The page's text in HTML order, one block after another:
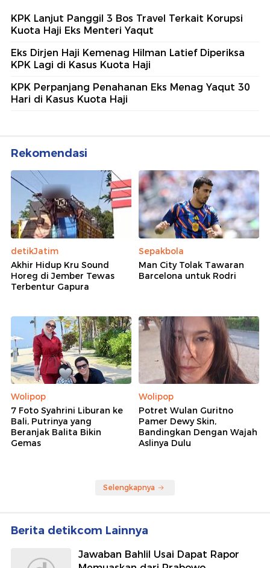
KPK Lanjut Panggil 3 Bos Travel Terkait Korupsi
Kuota Haji Eks Menteri Yaqut
Eks Dirjen Haji Kemenag Hilman Latief Diperiksa
KPK Lagi di Kasus Kuota Haji
KPK Perpanjang Penahanan Eks Menag Yaqut 30
Hari di Kasus Kuota Haji
Rekomendasi
detikJatim
Akhir Hidup Kru Sound
Horeg di Jember Tewas
Terbentur Gapura
Sepakbola
Man City Tolak Tawaran
Barcelona untuk Rodri
Wolipop
7 Foto Syahrini Liburan ke
Bali, Putrinya yang
Beranjak Balita Bikin
Gemas
Wolipop
Potret Wulan Guritno
Pamer Dewy Skin,
Bandingkan Dengan Wajah
Aslinya Dulu
Selengkapnya
Berita detikcom Lainnya
Jawaban Bahlil Usai Dapat Rapor